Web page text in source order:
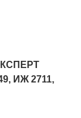
ИЖ 2711,